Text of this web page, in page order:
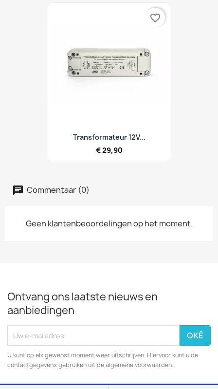
Transformateur 12V...
€ 29,90
favorite_border
Commentaar (0)
Geen klantenbeoordelingen op het moment.
Ontvang ons laatste nieuws en
aanbiedingen
U kunt op elk gewenst moment weer uitschrijven. Hiervoor kunt u de
contactgegevens gebruiken uit de algemene voorwaarden.